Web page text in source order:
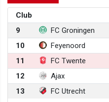
Club
9
FC Groningen
10
Feyenoord
11
FC Twente
12
Ajax
13
FC Utrecht